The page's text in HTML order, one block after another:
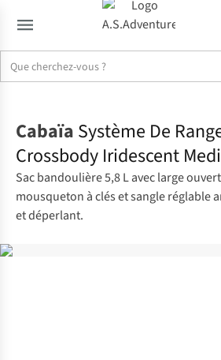
Cabaïa Système De
Crossbody Iridescent
Sac bandoulière 5,8 L avec large
mousqueton à clés et sangle réglable
et déperlant.